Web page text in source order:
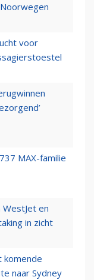
voor
MAX-familie
en
in zicht
komende
naar Sydney